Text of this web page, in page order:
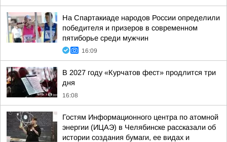
На Спартакиаде народов России определили
победителя и призеров в современном
пятиборье среди мужчин
16:09
В 2027 году «Курчатов фест» продлится три
дня
16:08
Гостям Информационного центра по атомной
энергии (ИЦАЭ) в Челябинске рассказали об
истории создания бумаги, ее видах и